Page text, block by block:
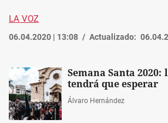
LA VOZ
06.04.2020 | 13:08 Actualizado:
Semana Santa 2020:
tendrá que esperar
Álvaro Hernández